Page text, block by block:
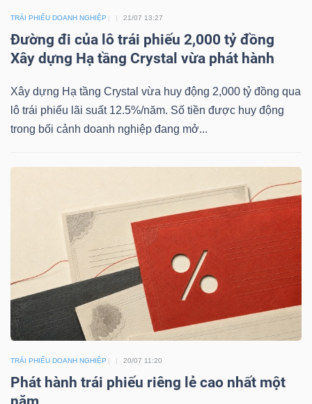
TRÁI PHIẾU DOANH NGHIỆP 21/07 13:27
Đường đi của lô trái phiếu 2,000 tỷ đồng
Xây dựng Hạ tầng Crystal vừa phát hành
Xây dựng Hạ tầng Crystal vừa huy động 2,000 tỷ đồng qua
lô trái phiếu lãi suất 12.5%/năm. Số tiền được huy động
trong bối cảnh doanh nghiệp đang mở...
TRÁI PHIẾU DOANH NGHIỆP 20/07 11:20
Phát hành trái phiếu riêng lẻ cao nhất một
TIÊU
DÙNG
THIẾT
SỨC
KHỎE
TÀI
CHÍNH